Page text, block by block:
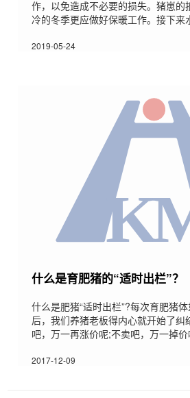
作，以免造成不必要的损失。猪崽的
冷的冬季更应做好保暖工作。接下来
地板认为首先应加强饲料供应，投喂
高仔猪消化吸收机能，增加抗病力、
2019-05-24
什么是育肥猪的“适时出栏”？
什么是肥猪“适时出栏”?每次育肥猪
后，我们养猪老板得内心就开始了纠
吧，万一再涨价呢;不卖吧，万一掉
卖，结果最后一斤掉价1-2元/斤!那么
2017-12-09